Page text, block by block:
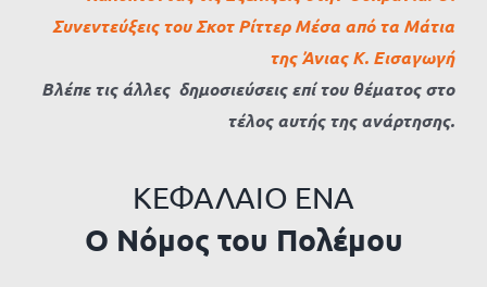
Συνεντεύξεις του Σκοτ Ρίττερ Μέσα από τα Μάτια
της Άνιας Κ. Εισαγωγή
Βλέπε τις άλλες δημοσιεύσεις επί του θέματος στο
τέλος αυτής της ανάρτησης.
ΚΕΦΑΛΑΙΟ ΕΝΑ
Ο Νόμος του Πολέμου